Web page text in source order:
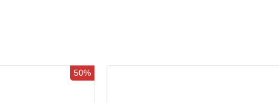
50%